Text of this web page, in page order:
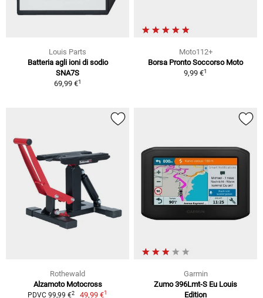
Louis Parts
Batteria agli ioni di sodio
SNA7S
69,99 €1
Moto112+
Borsa Pronto Soccorso Moto
9,99 €1
Rothewald
Alzamoto Motocross
PDVC 99,99 €2 49,99 €1
Garmin
Zumo 396Lmt-S Eu Louis
Edition